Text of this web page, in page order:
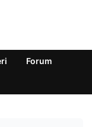
Forum